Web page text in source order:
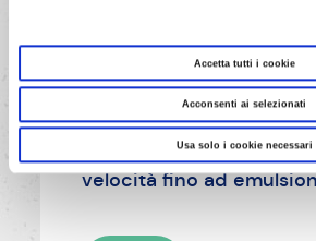
Accetta tutti i cookie
Acconsenti ai selezionati
Usa solo i cookie necessari
Metti 300 g del
cioccolato e panna ben
una terrina, lavora con lo
sbattitore elettrico alla
velocità fino ad